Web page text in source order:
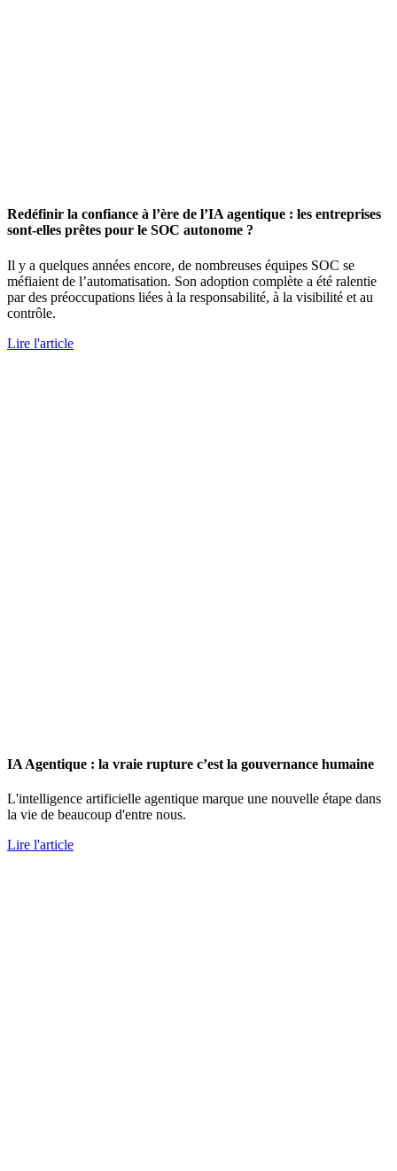
Redéfinir la confiance à l’ère de l’IA agentique : les entreprises
sont-elles prêtes pour le SOC autonome ?
Il y a quelques années encore, de nombreuses équipes SOC se
méfiaient de l’automatisation. Son adoption complète a été ralentie
par des préoccupations liées à la responsabilité, à la visibilité et au
contrôle.
Lire l'article
IA Agentique : la vraie rupture c’est la gouvernance humaine
L'intelligence artificielle agentique marque une nouvelle étape dans
la vie de beaucoup d'entre nous.
Lire l'article